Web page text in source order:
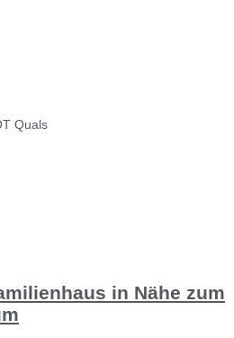
Quals
in Nähe zum